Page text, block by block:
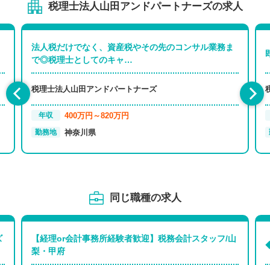
税理士法人山田アンドパートナーズの求人
法人税だけでなく、資産税やその先のコンサル業務ま
で◎税理士としてのキャ…
税理士法人山田アンドパートナーズ
年収 400万円～820万円
勤務地 神奈川県
同じ職種の求人
【経理or会計事務所経験者歓迎】税務会計スタッフ/山
梨・甲府